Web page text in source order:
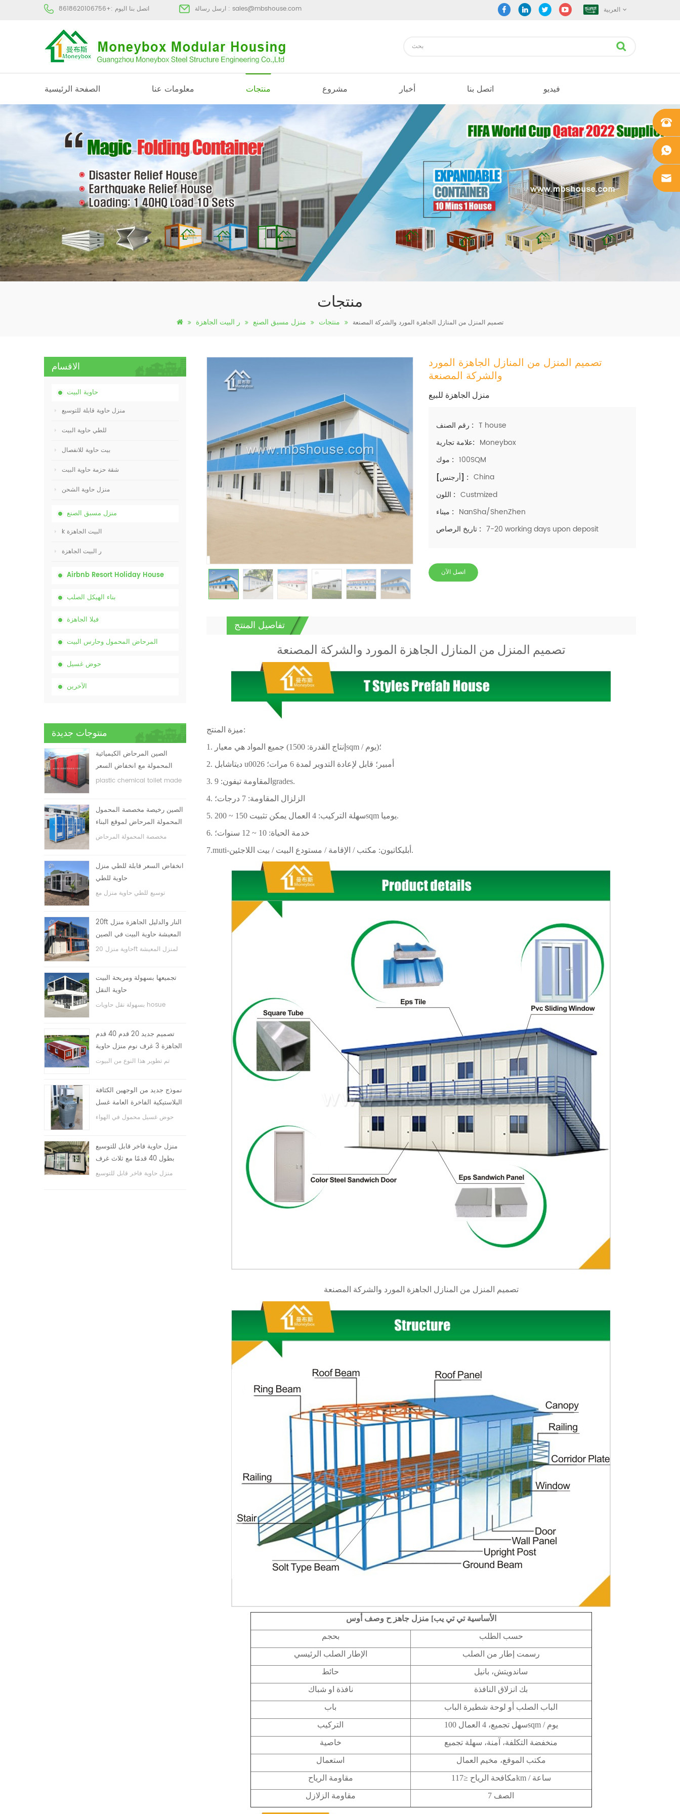
اتصل بنا اليوم :+8618620106756 ارسل رسالة : sales@mbshouse.com العربية
الصفحة الرئيسية معلومات عنا منتجات مشروع أخبار اتصل بنا فيديو
منتجات
منتجات منزل مسبق الصنع ر البيت الجاهزة تصميم المنزل من المنازل الجاهزة المورد والشركة المصنعة
الاقسام
حاوية البيت
منزل حاوية قابلة للتوسيع
للطي حاوية البيت
بيت حاوية للانفصال
شقة حزمة حاوية البيت
منزل حاوية الشحن
منزل مسبق الصنع
k البيت الجاهزة
ر البيت الجاهزة
Airbnb Resort Holiday House
بناء الهيكل الصلب
فيلا الجاهزة
المرحاض المحمول وحارس البيت
حوض غسيل
الآخرين
منتوجات جديدة
الصين المرحاض الكيميائية
المحمولة مع انخفاض السعر
plastic chemical toilet made
الصين رخيصة مخصصة المحمول
المحمولة المرحاض لموقع البناء
مخصصة المحمولة المرحاض
انخفاض السعر قابلة للطي منزل
حاوية للطي
توسيع للطي حاوية منزل مع
20ft النار والدليل الجاهزة منزل
المعيشة حاوية البيت في الصين
حاوية منزل 20ft لمنزل المعيشة
تجميعها بسهولة ومريحة البيت
حاوية النقل
بسهولة نقل حاويات hosue
تصميم جديد 20 قدم 40 قدم
الجاهزة 3 غرف نوم منزل حاوية
قابلة للتوسيع صغيرة
تم تطوير هذا النوع من البيوت
كهربائي.
نموذج جديد من الوجهين الكثافة
البلاستيكية الفاخرة العامة غسل
اليد حوض الحمام
حوض غسيل محمول في الهواء
منزل حاوية فاخر قابل للتوسيع
بطول 40 قدمًا مع ثلاث غرف
نوم
منزل حاوية فاخر قابل للتوسيع
تصميم المنزل من المنازل الجاهزة المورد
والشركة المصنعة
منزل الجاهزة للبيع
رقم الصنف : T house
علامة تجارية: Moneybox
موك : 100SQM
[أرجنس] : China
اللون : Custmized
ميناء : NanSha/ShenZhen
تاريخ الرصاص : 7-20 working days upon deposit
اتصل الآن
تفاصيل المنتج
تصميم المنزل من المنازل الجاهزة المورد والشركة المصنعة
ميزة المنتج:
1. جميع المواد هي معيار (إنتاج القدرة: 1500sqm / يوم)؛
2. ديتاشابل u0026 أمبير؛ قابل لإعادة التدوير لمدة 6 مرات؛
3. المقاومة تيفون: 9grades.
4. الزلزال المقاومة: 7 درجات؛
5. سهلة التركيب: 4 العمال يمكن تثبيت 150 ~ 200sqm يوميا.
6. خدمة الحياة: 10 ~ 12 سنوات؛
7.muti-أبليكاتيون: مكتب / الإقامة / مستودع البيت / بيت اللاجئين.
تصميم المنزل من المنازل الجاهزة المورد والشركة المصنعة
الأساسية تي تي يب] منزل جاهز ح وصف أوس
بحجم حسب الطلب
الإطار الصلب الرئيسي رسمت إطار من الصلب
حائط ساندويتش، بانيل
نافذة او شباك بك انزلاق النافذة
باب الباب الصلب أو لوحة شطيرة الباب
التركيب سهل تجميع، 4 العمال 100sqm / يوم
خاصية منخفضة التكلفة، آمنة، سهلة تجميع
استعمال مكتب الموقع، مخيم العمال
مقاومة الرياح مكافحة الرياح ≤117km / ساعة
مقاومة الزلازل 7 الصف
+861862
0106756
+861862
mbshou